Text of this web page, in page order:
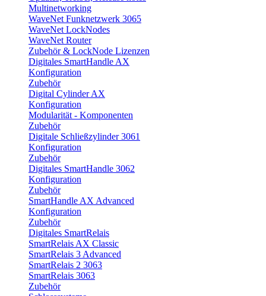
Multinetworking
WaveNet Funknetzwerk 3065
WaveNet LockNodes
WaveNet Router
Zubehör & LockNode Lizenzen
Digitales SmartHandle AX
Konfiguration
Zubehör
Digital Cylinder AX
Konfiguration
Modularität - Komponenten
Zubehör
Digitale Schließzylinder 3061
Konfiguration
Zubehör
Digitales SmartHandle 3062
Konfiguration
Zubehör
SmartHandle AX Advanced
Konfiguration
Zubehör
Digitales SmartRelais
SmartRelais AX Classic
SmartRelais 3 Advanced
SmartRelais 2 3063
SmartRelais 3063
Zubehör